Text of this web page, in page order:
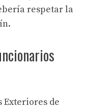
respetar la
Exteriores de